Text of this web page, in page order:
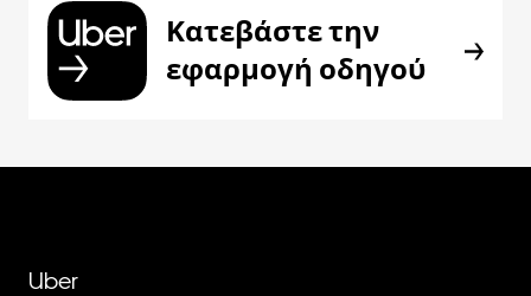
Κατεβάστε την
εφαρμογή οδηγού
Uber